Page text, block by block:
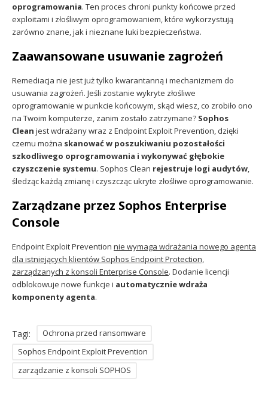
oprogramowania. Ten proces chroni punkty końcowe przed
exploitami i złośliwym oprogramowaniem, które wykorzystują
zarówno znane, jak i nieznane luki bezpieczeństwa.
Zaawansowane usuwanie zagrożeń
Remediacja nie jest już tylko kwarantanną i mechanizmem do
usuwania zagrożeń. Jeśli zostanie wykryte złośliwe
oprogramowanie w punkcie końcowym, skąd wiesz, co zrobiło ono
na Twoim komputerze, zanim zostało zatrzymane? Sophos
Clean jest wdrażany wraz z Endpoint Exploit Prevention, dzięki
czemu można skanować w poszukiwaniu pozostałości
szkodliwego oprogramowania i wykonywać głębokie
czyszczenie systemu. Sophos Clean rejestruje logi audytów,
śledząc każdą zmianę i czyszcząc ukryte złośliwe oprogramowanie.
Zarządzane przez Sophos Enterprise
Console
Endpoint Exploit Prevention nie wymaga wdrażania nowego agenta
dla istniejących klientów Sophos Endpoint Protection,
zarządzanych z konsoli Enterprise Console. Dodanie licencji
odblokowuje nowe funkcje i automatycznie wdraża
komponenty agenta.
Tagi:
Ochrona przed ransomware
Sophos Endpoint Exploit Prevention
zarządzanie z konsoli SOPHOS